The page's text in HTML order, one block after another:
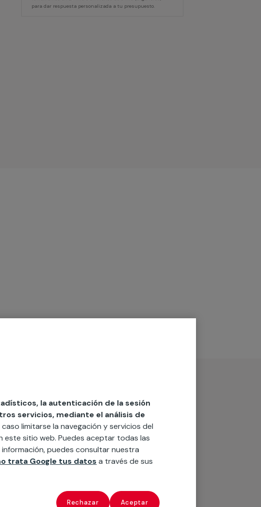
para dar respuesta personalizada a tu presupuesto.
la autenticación de la sesión
servicios, mediante el análisis de
limitarse la navegación y servicios del
este sitio web. Puedes aceptar todas las
puedes consultar nuestra
trata Google tus datos a través de sus
Rechazar Aceptar